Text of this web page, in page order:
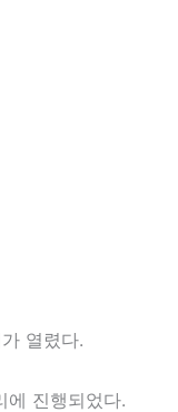
열렸다.
에 진행되었다.